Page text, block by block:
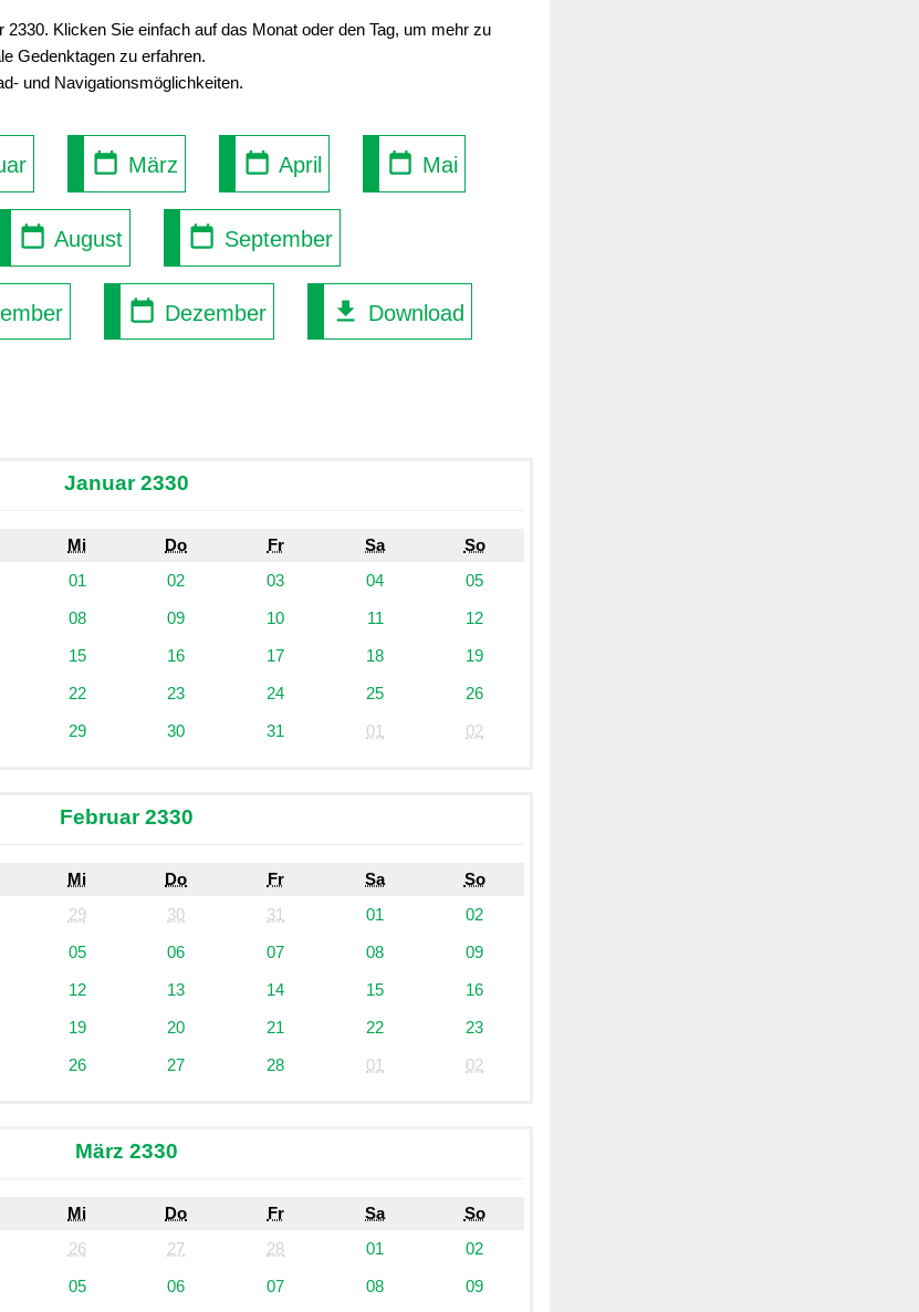
Klicken Sie einfach auf das Monat oder den Tag, um mehr zu
Gedenktagen zu erfahren.
und Navigationsmöglichkeiten.
März April Mai
August September
Dezember Download
Januar 2330
Mi Do Fr Sa
So
01 02 03 04
05
08 09 10 11
12
15 16 17 18
19
22 23 24 25
26
29 30 31 01 02
Februar 2330
Mi Do Fr Sa
So
29 30 31 01
02
05 06 07 08
09
12 13 14 15
16
19 20 21 22
23
26 27 28 01 02
März 2330
Mi Do Fr Sa
So
26 27 28 01
02
05 06 07 08
09